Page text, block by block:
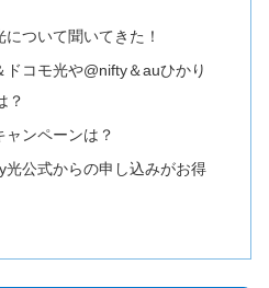
ついて聞いてきた！
コモ光や@nifty＆auひかり
？
ンペーンは？
光公式からの申し込みがお得